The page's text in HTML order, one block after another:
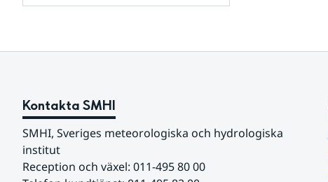
och
för
Kontakta SMHI
SMHI, Sveriges meteorologiska och hydrologiska
institut
Reception och växel: 011-495 80 00